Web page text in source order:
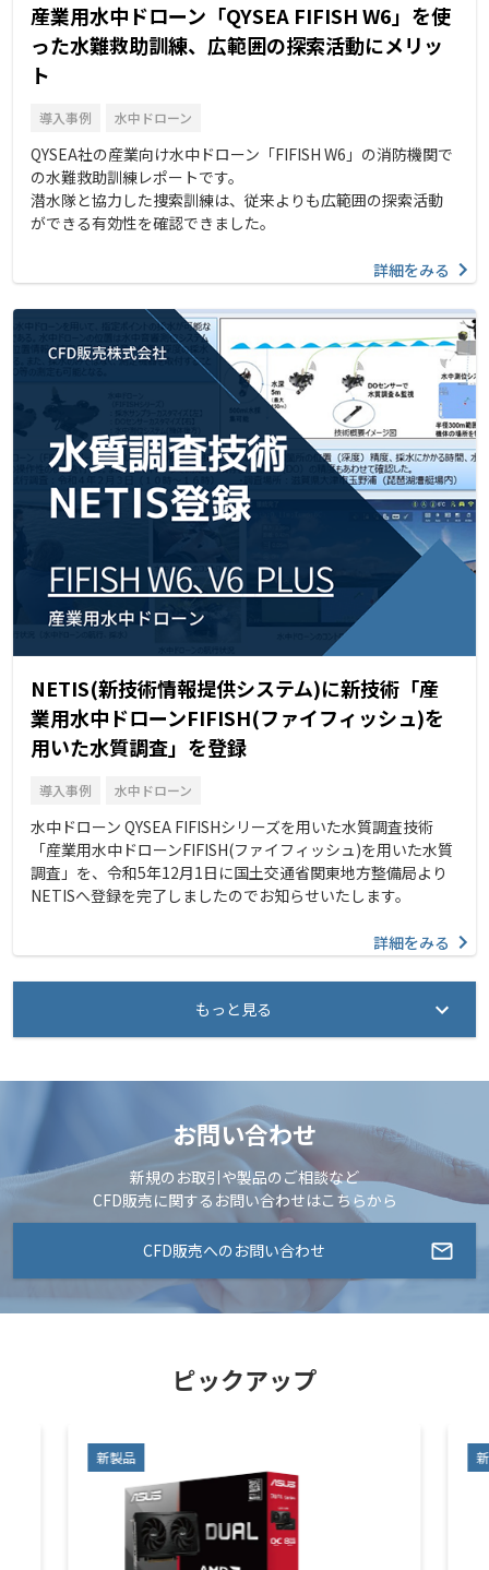
産業用水中ドローン「QYSEA FIFISH W6」を使
った水難救助訓練、広範囲の探索活動にメリッ
ト
導入事例 水中ドローン
QYSEA社の産業向け水中ドローン「FIFISH W6」の消防機関で
の水難救助訓練レポートです。
潜水隊と協力した捜索訓練は、従来よりも広範囲の探索活動
ができる有効性を確認できました。
詳細をみる
NETIS(新技術情報提供システム)に新技術「産
業用水中ドローンFIFISH(ファイフィッシュ)を
用いた水質調査」を登録
導入事例 水中ドローン
水中ドローン QYSEA FIFISHシリーズを用いた水質調査技術
「産業用水中ドローンFIFISH(ファイフィッシュ)を用いた水質
調査」を、令和5年12月1日に国土交通省関東地方整備局より
NETISへ登録を完了しましたのでお知らせいたします。
詳細をみる
もっと見る
お問い合わせ
新規のお取引や製品のご相談など
CFD販売に関するお問い合わせはこちらから
CFD販売へのお問い合わせ
ピックアップ
新製品